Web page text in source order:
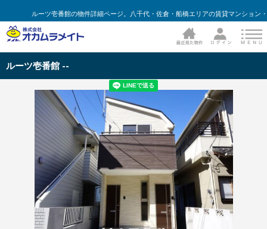
ルーツ壱番館の物件詳細ページ。八千代・佐倉・船橋エリアの賃貸マンション
ルーツ壱番館 --